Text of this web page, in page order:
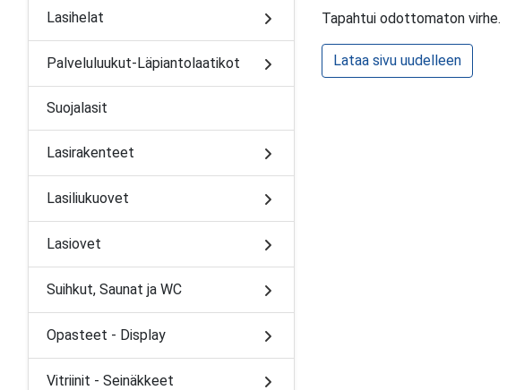
Tapahtui odottomaton virhe.
Lataa sivu uudelleen
Lasihelat
Palveluluukut-Läpiantolaatikot
Suojalasit
Lasirakenteet
Lasiliukuovet
Lasiovet
Suihkut, Saunat ja WC
Opasteet - Display
Vitriinit - Seinäkkeet